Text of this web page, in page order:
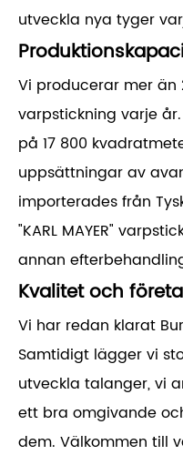
utveckla nya tyger
Vi producerar mer än
varpstickning varje
på 17 800
uppsättningar av
importerades från
"KARL MAYER"
annan
Kvalitet och
Vi har redan klarat
Samtidigt lägger vi
utveckla talanger, vi
ett bra omgivande
dem. Välkommen till